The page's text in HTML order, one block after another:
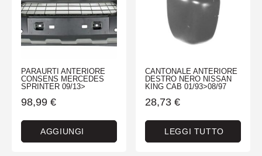
PARAURTI ANTERIORE
CONSENS MERCEDES
SPRINTER 09/13>
98,99 €
AGGIUNGI
CANTONALE ANTERIORE
DESTRO NERO NISSAN
KING CAB 01/93>08/97
28,73 €
LEGGI TUTTO